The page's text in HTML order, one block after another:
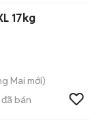
17kg
Mai mới)
đã bán